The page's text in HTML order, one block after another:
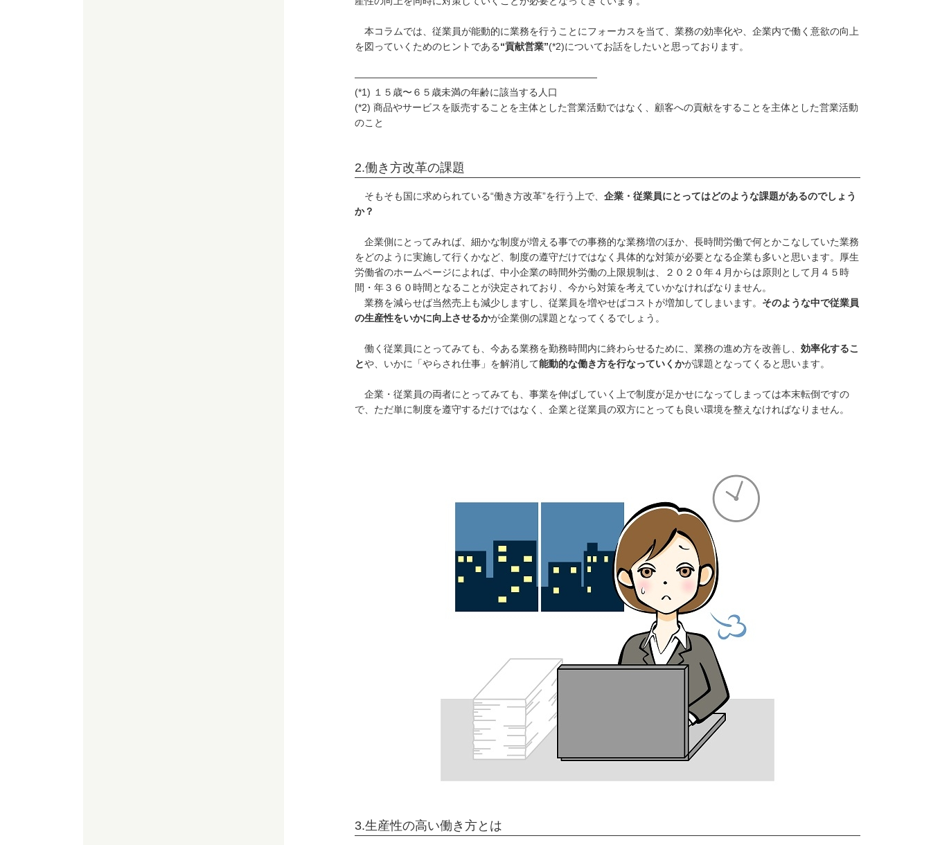
本コラムでは、従業員が能動的に業務を行うことにフォーカスを当て、業務の効率化や、企業内で働く意欲の向上
を図っていくためのヒントである“貢献営業”(*2)についてお話をしたいと思っております。
―――――――――――――――――――――――――
(*1) １５歳〜６５歳未満の年齢に該当する人口
(*2) 商品やサービスを販売することを主体とした営業活動ではなく、顧客への貢献をすることを主体とした営業活動
のこと
2.働き方改革の課題
そもそも国に求められている“働き方改革”を行う上で、 企業・従業員にとってはどのような課題があるのでしょう
か？
企業側にとってみれば、細かな制度が増える事での事務的な業務増のほか、長時間労働で何とかこなしていた業務
をどのように実施して行くかなど、制度の遵守だけではなく具体的な対策が必要となる企業も多いと思います。厚生
労働省のホームページによれば、中小企業の時間外労働の上限規制は、２０２０年４月からは原則として月４５時
間・年３６０時間となることが決定されており、今から対策を考えていかなければなりません。
業務を減らせば当然売上も減少しますし、従業員を増やせばコストが増加してしまいます。 そのような中で従業員
の生産性をいかに向上させるかが企業側の課題となってくるでしょう。
働く従業員にとってみても、今ある業務を勤務時間内に終わらせるために、業務の進め方を改善し、 効率化するこ
とや、いかに「やらされ仕事」を解消して能動的な働き方を行なっていくかが課題となってくると思います。
企業・従業員の両者にとってみても、事業を伸ばしていく上で制度が足かせになってしまっては本末転倒ですの
で、ただ単に制度を遵守するだけではなく、企業と従業員の双方にとっても良い環境を整えなければなりません。
3.生産性の高い働き方とは